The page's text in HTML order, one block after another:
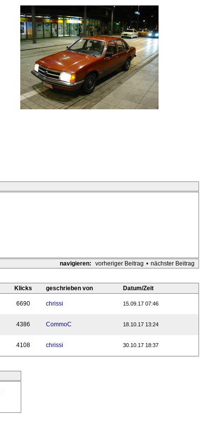
navigieren: vorheriger Beitrag • nächster Beitrag
Klicks geschrieben von Datum/Zeit
6690 chrissi 15.09.17 07:46
4386 CommoC 18.10.17 13:24
4108 chrissi 30.10.17 18:37